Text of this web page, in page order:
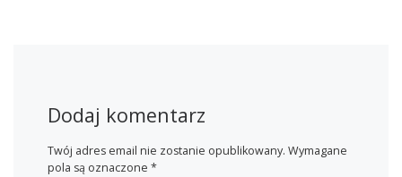
Dodaj komentarz
Twój adres email nie zostanie opublikowany. Wymagane
pola są oznaczone *